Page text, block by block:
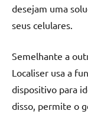
desejam uma
seus celulares.
Semelhante a
Localiser usa a
dispositivo para
disso, permite o